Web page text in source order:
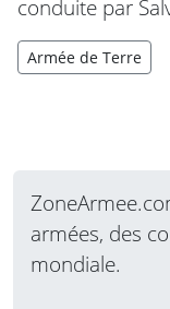
conduite par
Armée de Terre
armées, des
mondiale.